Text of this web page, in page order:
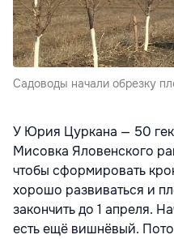
Садоводы начали обрезку
У Юрия Цуркана — 50
Мисовка Яловенского
чтобы сформировать
хорошо развиваться и
закончить до 1 апреля.
есть ещё вишнёвый.